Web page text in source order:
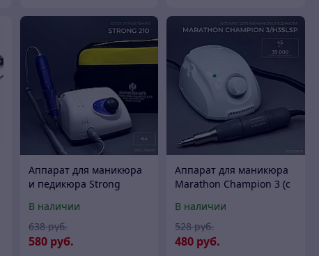
Аппарат для маникюра
и педикюра Strong
Оригинал!) в сумке без
педали
В наличии
580 руб.
638 руб.
Аппарат для маникюра
Marathon Champion 3 (с
35000 об/мин.) БЕЗ
ПЕДАЛИ
В наличии
480 руб.
528 руб.